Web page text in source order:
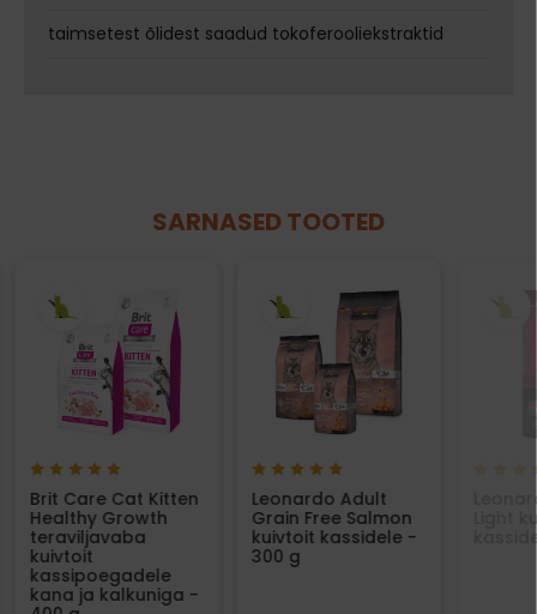
taimsetest õlidest saadud tokoferooliekstraktid
SARNASED TOOTED
Brit Care Cat Kitten
Healthy Growth
teraviljavaba
kuivtoit
kassipoegadele
kana ja kalkuniga -
Leonardo Adult
Grain Free Salmon
kuivtoit kassidele -
300 g
Light